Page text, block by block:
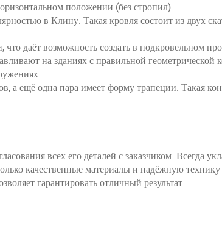
положении (без стропил).
в Клину. Такая кровля состоит из двух
даёт возможность создать в подкровельном
на зданиях с правильной геометрической
а ещё одна пара имеет форму трапеции. Такая
всех его деталей с заказчиком. Всегда
качественные материалы и надёжную
гарантировать отличный результат.